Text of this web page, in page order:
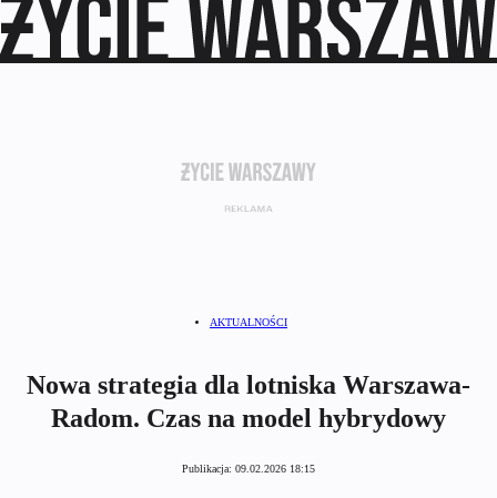
AKTUALNOŚCI
Nowa strategia dla lotniska Warszawa-
Radom. Czas na model hybrydowy
Publikacja: 09.02.2026 18:15